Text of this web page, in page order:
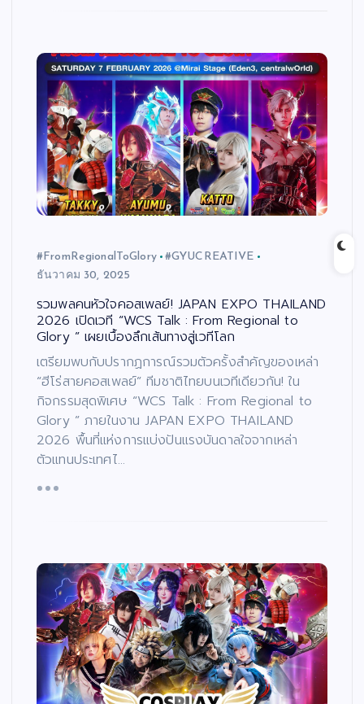
#FromRegionalToGlory
#GYUCREATIVE
ธันวาคม 30, 2025
รวมพลคนหัวใจคอสเพลย์! JAPAN EXPO THAILAND
2026 เปิดเวที “WCS Talk : From Regional to
Glory ” เผยเบื้องลึกเส้นทางสู่เวทีโลก
เตรียมพบกับปรากฏการณ์รวมตัวครั้งสำคัญของเหล่า
“ฮีโร่สายคอสเพลย์” ทีมชาติไทยบนเวทีเดียวกัน! ใน
กิจกรรมสุดพิเศษ “WCS Talk : From Regional to
Glory ” ภายในงาน JAPAN EXPO THAILAND
2026 พื้นที่แห่งการแบ่งปันแรงบันดาลใจจากเหล่า
ตัวแทนประเทศไ…